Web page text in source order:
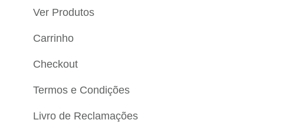
Ver Produtos
Carrinho
Checkout
Termos e Condições
Livro de Reclamações